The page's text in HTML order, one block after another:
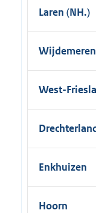
Laren (NH.)
Wijdemeren
West-
Enkhuizen
Hoorn